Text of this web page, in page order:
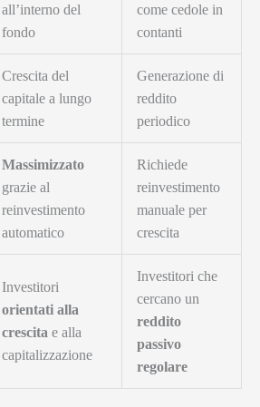
all’interno del
fondo
come cedole in
contanti
Crescita del
capitale a lungo
termine
Generazione di
reddito
periodico
Massimizzato
grazie al
reinvestimento
automatico
Richiede
reinvestimento
manuale per
crescita
Investitori
orientati alla
crescita e alla
capitalizzazione
Investitori che
cercano un
reddito
passivo
regolare